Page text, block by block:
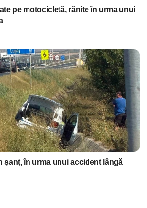
pe motocicletă, rănite în urma unui
şanţ, în urma unui accident lângă